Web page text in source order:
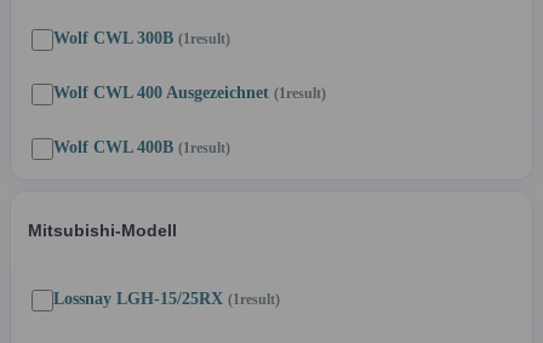
Wolf CWL 300B (1result)
Wolf CWL 400 Ausgezeichnet (1result)
Wolf CWL 400B (1result)
Mitsubishi-Modell
Lossnay LGH-15/25RX (1result)